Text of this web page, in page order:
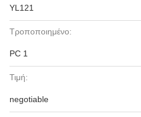
YL121
Τροποποιημένο:
PC 1
Τιμή:
negotiable